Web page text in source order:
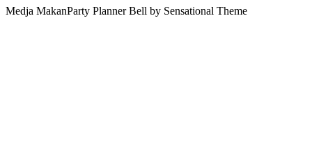
Medja MakanParty Planner Bell by Sensational Theme